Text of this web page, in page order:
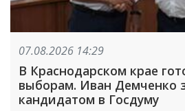
07.08.2026 14:29
В Краснодарском крае
выборам. Иван Демченко
кандидатом в Госдуму